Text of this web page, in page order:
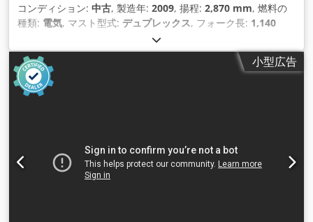
コンディション: 中古, 製造年: 2009, 揚程: 2,870 mm, 燃料の
種類: 電気, マスト型式: デュプレックス, フォーク長: 1,140
1,960 mm
黒,
小型広告